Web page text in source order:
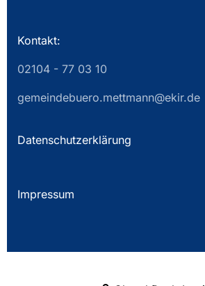
Kontakt:
02104 - 77 03 10
gemeindebuero.mettmann@ekir.de
Datenschutzerklärung
Impressum